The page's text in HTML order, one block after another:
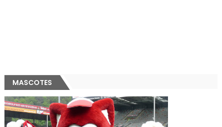
MASCOTES